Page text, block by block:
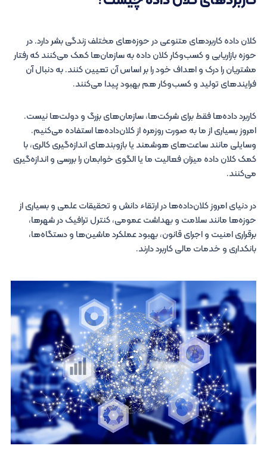
کلان داده کاربردهای متنوعی در حوزه‌های مختلف زندگی بشر دارد. در
حوزه بازاریابی و کسب‌وکار کلان‌ داده‌ به سازمان‌ها کمک می‌کنند که رفتار
مشتریان را درک و اهداف خود را بر اساس آن تعیین کنند. به دنبال آن
فرایندهای تولید و کسب‌وکار هم بهبود پیدا می‌کنند.
کاربرد داده‌ها فقط برای شرکت‌ها، سازمان‌های بزرگ و دولت‌ها نیست.
امروز بسیاری از ما به صورت روزمره از کلان‌داده‌ها استفاده می‌کنیم.
وسایلی مانند ساعت‌های هوشمند یا بازوبندهای اندازه‌گیری کالری، با
کمک کلان‌ داده میزان فعالیت ما یا الگوی خوابمان را بررسی و اندازه‌گیری
می‌کنند.
در دنیای امروز کلان‌داده‌ها در ارتقاء دانش و تحقیقات علمی و بسیاری از
حوزه‌ها مانند سلامت و بهداشت عمومی، کنترل ترافیک در شهرها،
برقراری امنیت و اجرای قانون، بهبود عملکرد ماشین‌ها و دستگاه‌ها،
بانکداری و خدمات مالی کاربرد دارند.